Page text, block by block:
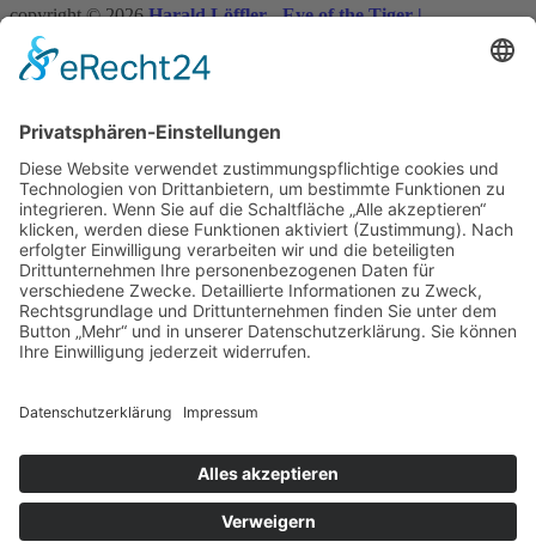
copyright © 2026Harald Löffler - Eye of the Tiger |
Realisierung:
Vertrag widerrufen